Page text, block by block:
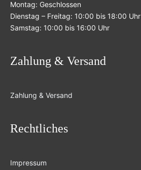
Montag: Geschlossen
Dienstag – Freitag: 10:00 bis 18:00 Uhr
Samstag: 10:00 bis 16:00 Uhr
Zahlung & Versand
Zahlung & Versand
Rechtliches
Impressum